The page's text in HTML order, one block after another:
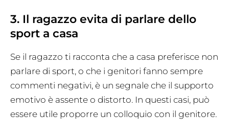
3. Il ragazzo evita di parlare dello
sport a casa
Se il ragazzo ti racconta che a casa preferisce non
parlare di sport, o che i genitori fanno sempre
commenti negativi, è un segnale che il supporto
emotivo è assente o distorto. In questi casi, può
essere utile proporre un colloquio con il genitore.